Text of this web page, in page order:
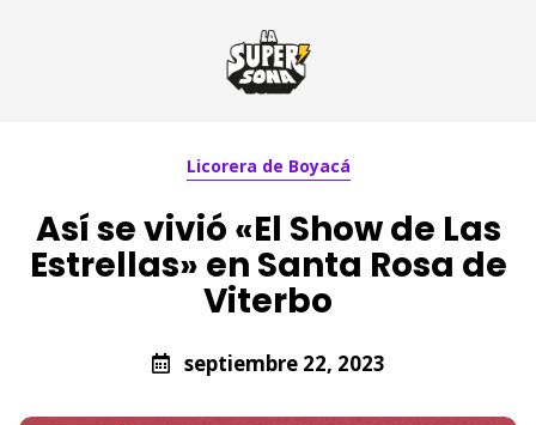
Licorera de Boyacá
Así se vivió «El Show de Las
Estrellas» en Santa Rosa de
Viterbo
septiembre 22, 2023